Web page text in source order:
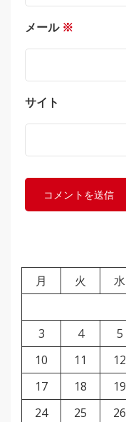
メール ※
サイト
月
火 水
3
4 5
10
11 12
17
18 19
24
25 26